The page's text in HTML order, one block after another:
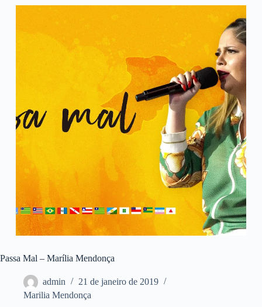
Passa Mal – Marília Mendonça
admin
21 de janeiro de 2019
Marilia Mendonça